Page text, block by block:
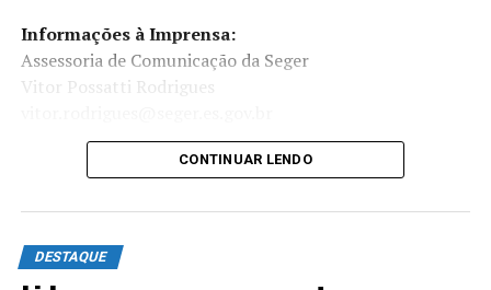
Informações à Imprensa:
Assessoria de Comunicação da Seger
Vitor Possatti Rodrigues
CONTINUAR LENDO
DESTAQUE